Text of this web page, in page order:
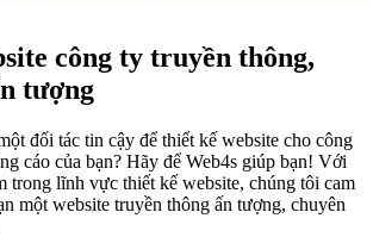
công ty truyền thông,
tượng
đối tác tin cậy để thiết kế website cho công
cáo của bạn? Hãy để Web4s giúp bạn! Với
trong lĩnh vực thiết kế website, chúng tôi cam
một website truyền thông ấn tượng, chuyên